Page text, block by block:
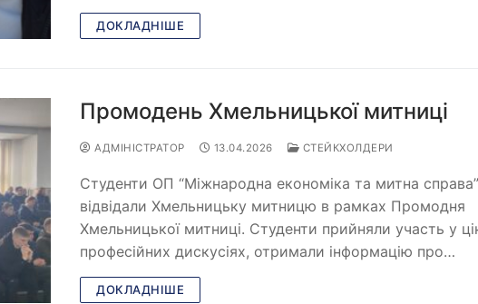
ДОКЛАДНІШЕ
Промодень Хмельницької митниці
АДМІНІСТРАТОР 13.04.2026 СТЕЙКХОЛДЕРИ
Студенти ОП “Міжнародна економіка та митна справа”
відвідали Хмельницьку митницю в рамках Промодня
Хмельницької митниці. Студенти прийняли участь у
професійних дискусіях, отримали інформацію про…
ДОКЛАДНІШЕ